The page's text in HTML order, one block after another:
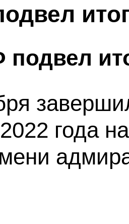
2022 года